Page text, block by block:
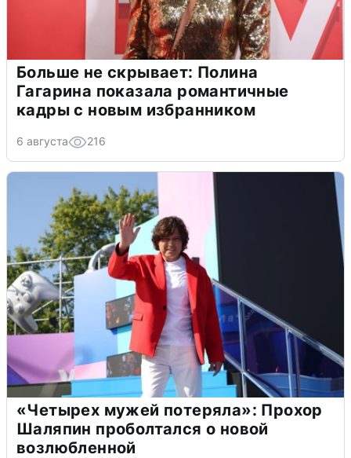
Больше не скрывает: Полина
Гагарина показала романтичные
кадры с новым избранником
6 августа 216
«Четырех мужей потеряла»: Прохор
Шаляпин проболтался о новой
возлюбленной